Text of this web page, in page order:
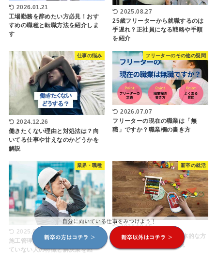
2026.01.21
工場勤務を辞めたい方必見！おす
すめの職種と転職方法を紹介しま
す
2025.08.27
25歳フリーターから就職するのは
手遅れ？正社員になる戦略や手順
を紹介
仕事の悩み
2024.12.26
働きたくない理由と対処法は？向
いてる仕事や甘えなのかどうかを
解説
フリーターのその他の疑問
2026.07.07
フリーターの現在の職業は「無
職」ですか？職業欄の書き方
業界・職種
2025.07.30
施工管理がきつい理由とは？向い
ていない人の特徴と解決策を紹
新卒の就活
2024.10.15
企業研究のやり方7選｜具体的な方
法や情報収集の手段を解説